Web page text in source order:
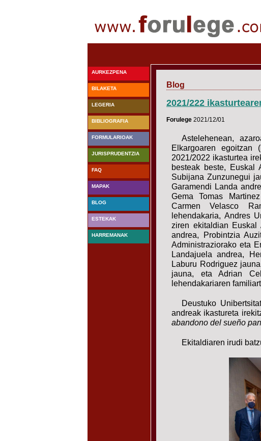
Blog
2021/222
Forulege 2021/12/01
Astelehenean,
Elkargoaren egoitzan
2021/2022 ikasturtea
besteak beste, Euskal
Subijana Zunzunegui
Garamendi Landa
Gema Tomas
Carmen Velasco
lehendakaria, Andres
ziren ekitaldian Euskal
andrea, Probintzia
Administraziorako eta
Landajuela andrea,
Laburu Rodriguez
jauna, eta Adrian
lehendakariaren
Deustuko
andreak ikastureta
abandono del sueño
Ekitaldiaren irudi
AURKEZPENA
BILAKETA
LEGERIA
BIBLIOGRAFIA
FORMULARIOAK
JURISPRUDENTZIA
FAQ
MAPAK
BLOG
ESTEKAK
HARREMANAK